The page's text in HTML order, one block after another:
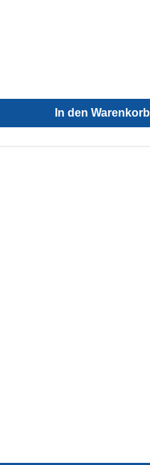
In den Warenkorb